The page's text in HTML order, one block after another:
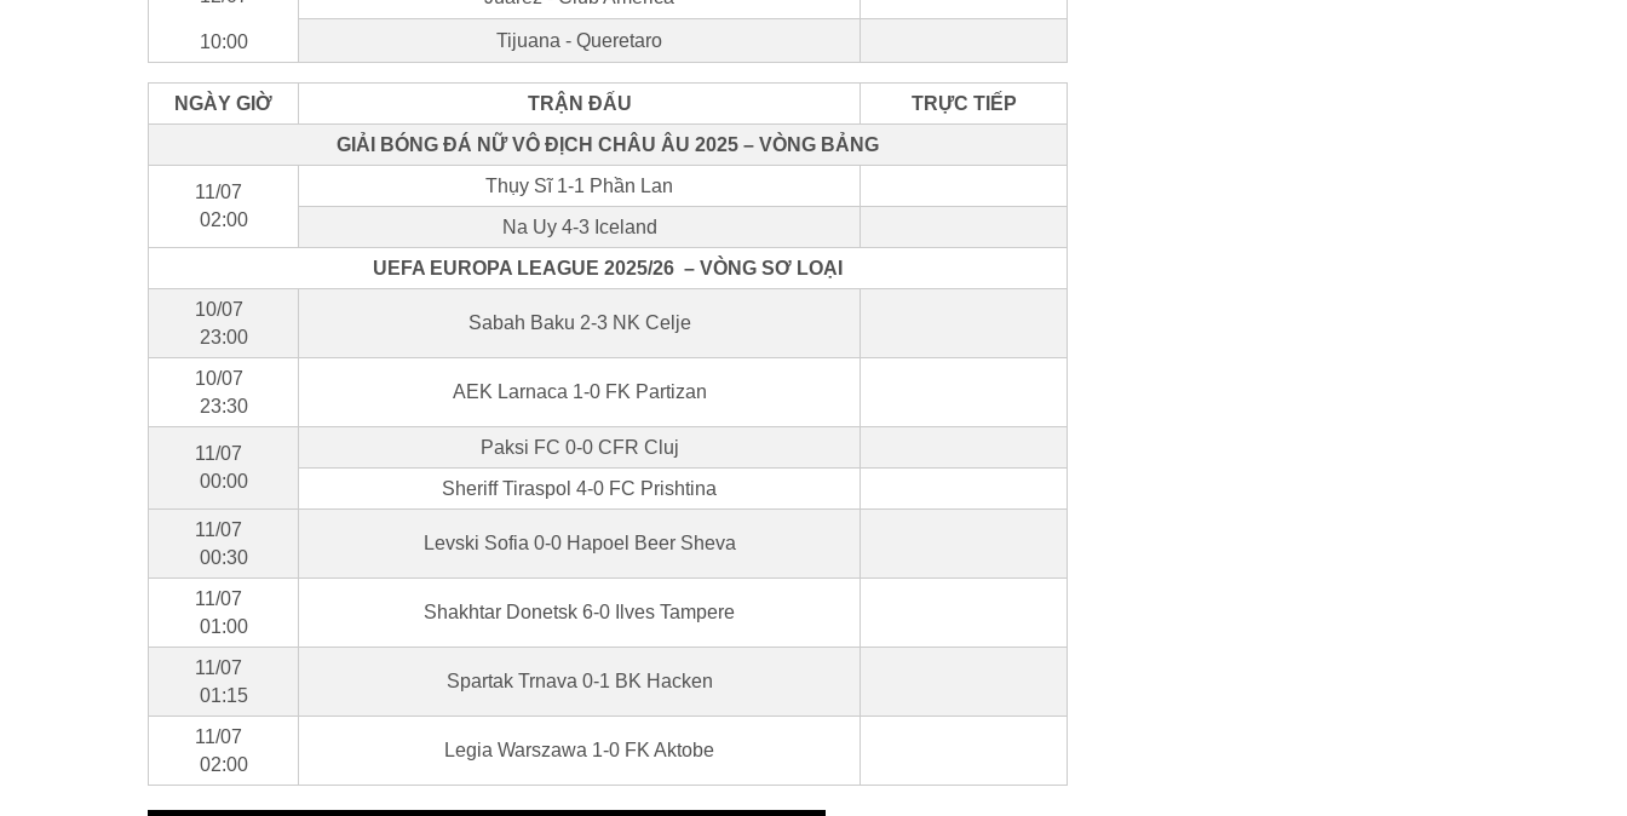
10:00 Tijuana - Queretaro
NGÀY GIỜ TRẬN ĐẤU
TRỰC TIẾP
GIẢI BÓNG ĐÁ NỮ VÔ ĐỊCH CHÂU ÂU 2025 – VÒNG BẢNG
11/07
02:00
Thụy Sĩ 1-1 Phần Lan
Na Uy 4-3 Iceland
UEFA EUROPA LEAGUE 2025/26 – VÒNG SƠ LOẠI
10/07
23:00
Sabah Baku 2-3 NK Celje
10/07
23:30
AEK Larnaca 1-0 FK Partizan
11/07
00:00
Paksi FC 0-0 CFR Cluj
Sheriff Tiraspol 4-0 FC Prishtina
11/07
00:30
Levski Sofia 0-0 Hapoel Beer Sheva
11/07
01:00
Shakhtar Donetsk 6-0 Ilves Tampere
11/07
01:15
Spartak Trnava 0-1 BK Hacken
11/07
02:00
Legia Warszawa 1-0 FK Aktobe